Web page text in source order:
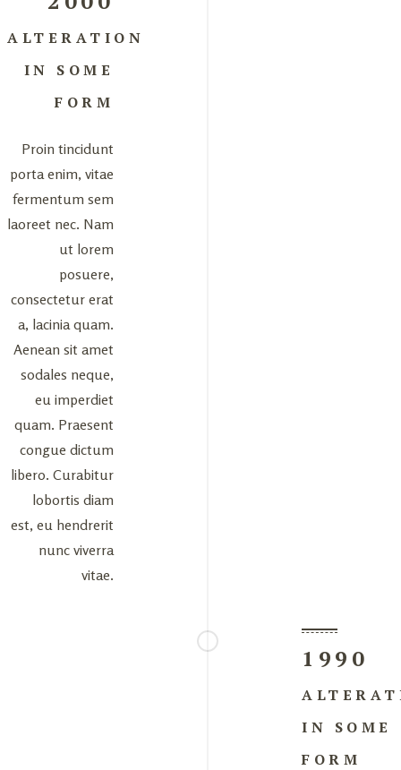
ALTERATION
IN SOME
FORM
Proin tincidunt
porta enim, vitae
fermentum sem
laoreet nec. Nam
ut lorem
posuere,
consectetur erat
a, lacinia quam.
Aenean sit amet
sodales neque,
eu imperdiet
quam. Praesent
congue dictum
libero. Curabitur
lobortis diam
est, eu hendrerit
nunc viverra
vitae.
1990
IN SOME
FORM